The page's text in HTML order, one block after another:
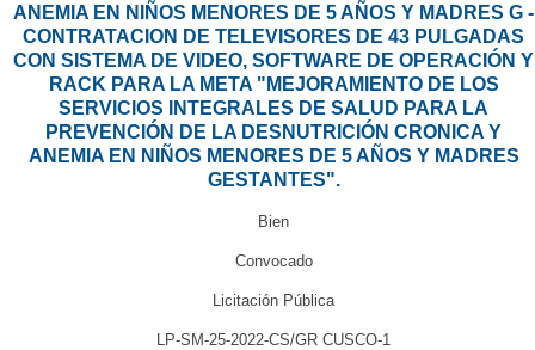
ANEMIA EN NIÑOS MENORES DE 5 AÑOS Y MADRES G -
CONTRATACION DE TELEVISORES DE 43 PULGADAS
CON SISTEMA DE VIDEO, SOFTWARE DE OPERACIÓN Y
RACK PARA LA META "MEJORAMIENTO DE LOS
SERVICIOS INTEGRALES DE SALUD PARA LA
PREVENCIÓN DE LA DESNUTRICIÓN CRONICA Y
ANEMIA EN NIÑOS MENORES DE 5 AÑOS Y MADRES
GESTANTES".
Bien
Convocado
Licitación Pública
LP-SM-25-2022-CS/GR CUSCO-1